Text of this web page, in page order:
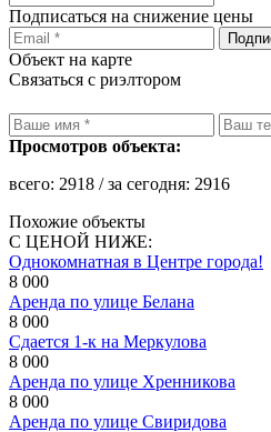
Подписаться на снижение цены
Объект на карте
Связаться с риэлтором
Просмотров объекта:
всего: 2918 / за сегодня: 2916
Похожие объекты
С ЦЕНОЙ НИЖЕ:
Однокомнатная в Центре города!
8 000
Аренда по улице Белана
8 000
Сдается 1-к на Меркулова
8 000
Аренда по улице Хренникова
8 000
Аренда по улице Свиридова